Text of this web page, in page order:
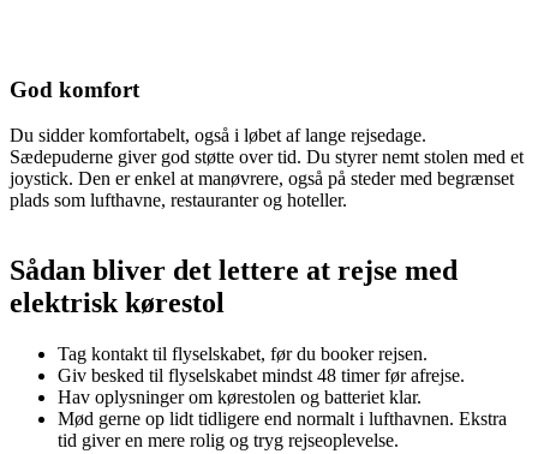
God komfort
Du sidder komfortabelt, også i løbet af lange rejsedage.
Sædepuderne giver god støtte over tid. Du styrer nemt stolen med et
joystick. Den er enkel at manøvrere, også på steder med begrænset
plads som lufthavne, restauranter og hoteller.
Sådan bliver det lettere at rejse med
elektrisk kørestol
Tag kontakt til flyselskabet, før du booker rejsen.
Giv besked til flyselskabet mindst 48 timer før afrejse.
Hav oplysninger om kørestolen og batteriet klar.
Mød gerne op lidt tidligere end normalt i lufthavnen. Ekstra
tid giver en mere rolig og tryg rejseoplevelse.